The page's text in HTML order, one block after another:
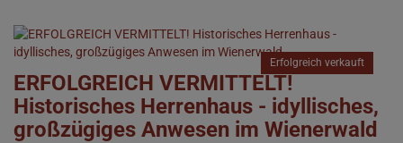
Erfolgreich verkauft
ERFOLGREICH VERMITTELT!
Historisches Herrenhaus - idyllisches,
großzügiges Anwesen im Wienerwald